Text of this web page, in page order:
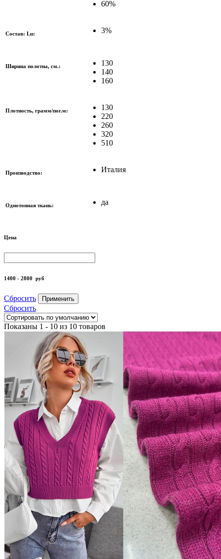
60%
Состав: Lu: 3%
Ширина полотна, см.:
130
140
160
Плотность, грамм/пог.м:
130
220
260
320
510
Производство: Италия
Однотонная ткань: да
Цена
1400 - 2800 руб
Сбросить Применить
Сбросить
Показаны 1 - 10 из 10 товаров